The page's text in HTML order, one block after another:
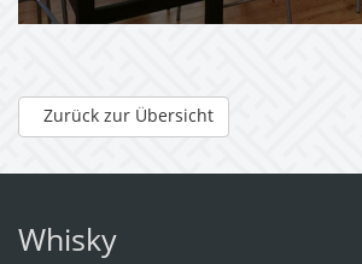
Zurück zur Übersicht
Whisky